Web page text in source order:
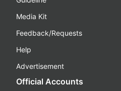
Media Kit
Feedback/Requests
Help
Advertisement
Official Accounts